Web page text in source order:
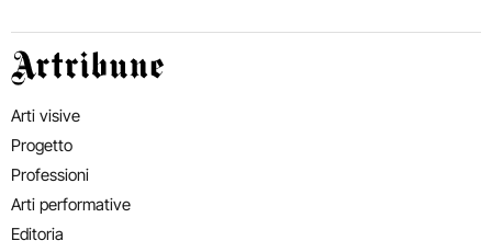
Artribune
Arti visive
Progetto
Professioni
Arti performative
Editoria